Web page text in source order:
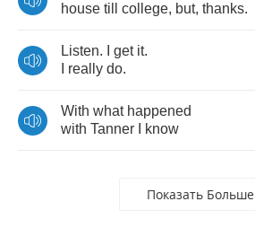
house till college, but, thanks.
Listen. get it.
really do.
With what happened
with Tanner know
Показать Больше